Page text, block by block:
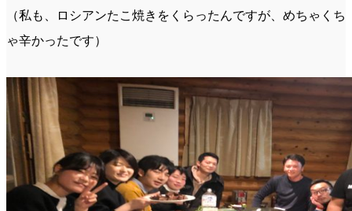
（私も、ロシアンたこ焼きをくらったんですが、めちゃくち
ゃ辛かったです）